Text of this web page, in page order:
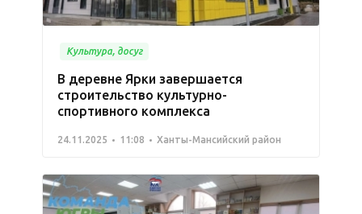
Культура, досуг
В деревне Ярки завершается
строительство культурно-
спортивного комплекса
24.11.2025 11:08 Ханты-Мансийский район